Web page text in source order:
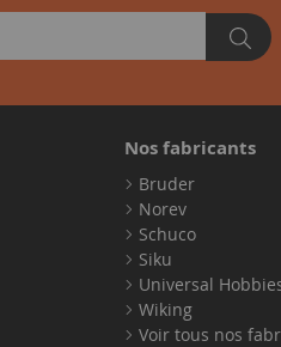
Nos fabricants
Bruder
Norev
Schuco
Siku
Universal
Wiking
Voir tous nos